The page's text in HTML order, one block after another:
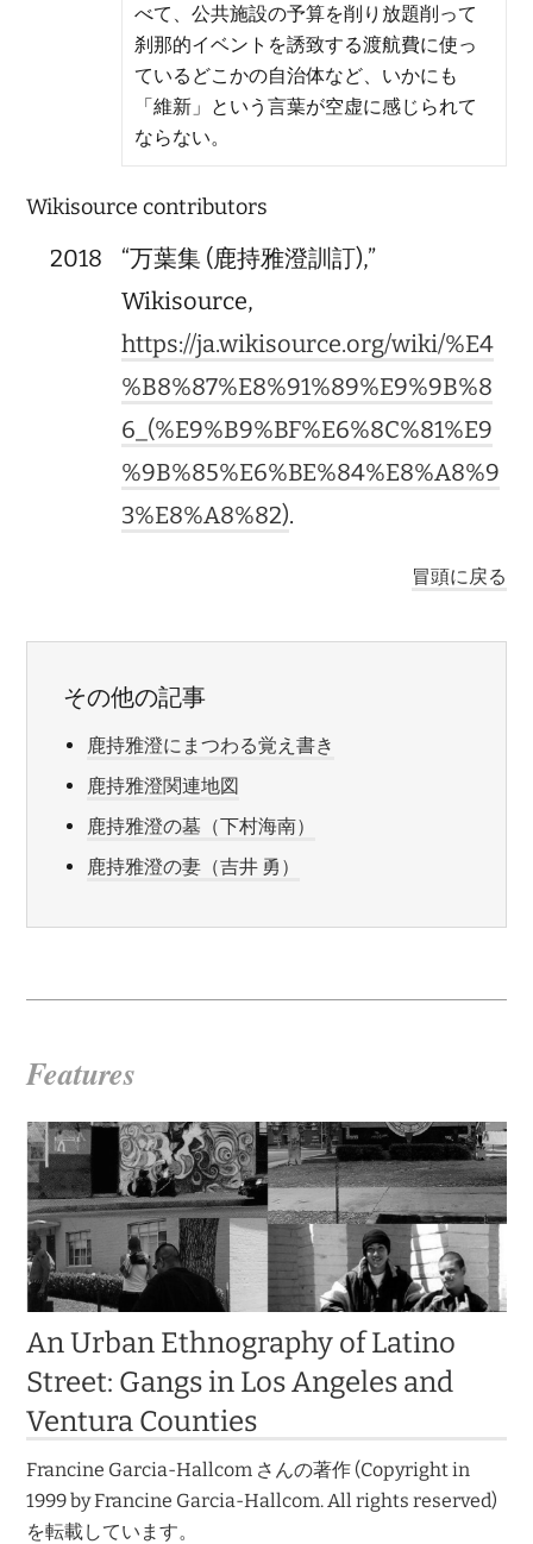
べて、公共施設の予算を削り放題削って
刹那的イベントを誘致する渡航費に使っ
ているどこかの自治体など、いかにも
「維新」という言葉が空虚に感じられて
ならない。
Wikisource contributors
2018
“万葉集 (鹿持雅澄訓訂),”
Wikisource,
https://ja.wikisource.org/wiki/%E4
%B8%87%E8%91%89%E9%9B%8
6_(%E9%B9%BF%E6%8C%81%E9
%9B%85%E6%BE%84%E8%A8%9
3%E8%A8%82).
冒頭に戻る
その他の記事
鹿持雅澄にまつわる覚え書き
鹿持雅澄関連地図
鹿持雅澄の墓（下村海南）
鹿持雅澄の妻（吉井 勇）
Features
An Urban Ethnography of Latino
Street: Gangs in Los Angeles and
Ventura Counties
Francine Garcia-Hallcom さんの著作 (Copyright in
1999 by Francine Garcia-Hallcom. All rights reserved)
を転載しています。